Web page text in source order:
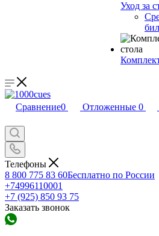
Уход за
Сравнение0 Отложенные 0
Телефоны
8 800 775 83 60Бесплатно по России
+74996110001
+7 (925) 850 93 75
Заказать звонок